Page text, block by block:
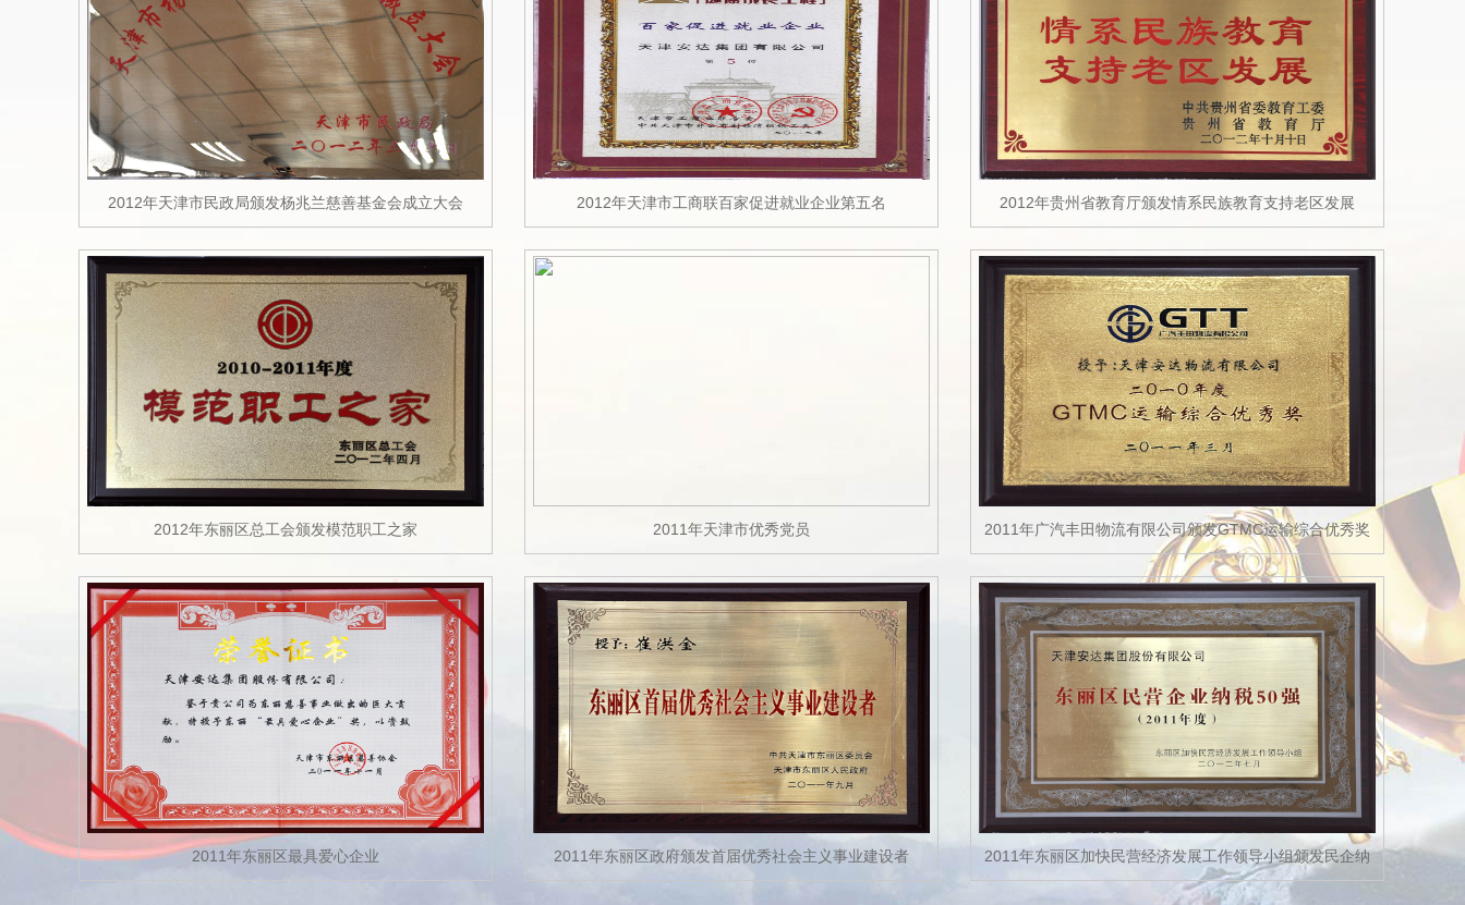
2012年天津市民政局颁发杨兆兰慈善基金会成立大会 2012年天津市工商联百家促进就业企业第五名 2012年贵州省教育厅颁发情系民族教育支持老区发展
2012年东丽区总工会颁发模范职工之家 2011年天津市优秀党员 2011年广汽丰田物流有限公司颁发GTMC运输综合优秀奖
2011年东丽区最具爱心企业 2011年东丽区政府颁发首届优秀社会主义事业建设者 2011年东丽区加快民营经济发展工作领导小组颁发民企纳